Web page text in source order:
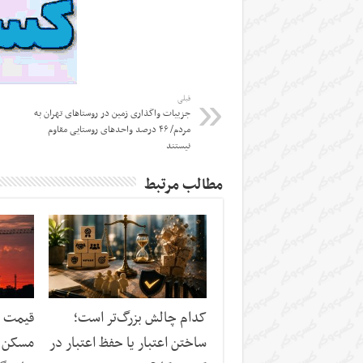
قبلی
جزییات واگذاری زمین در روستاهای تهران به
مردم/ ۴۶ درصد واحد‌های روستایی مقاوم
نیستند
مطالب مرتبط
کدام چالش بزرگ‌تر است؛
ساختن اعتبار یا حفظ اعتبار در
قیمت
مسکن